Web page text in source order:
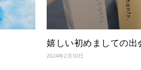
嬉しい初めましての出
2024年2月10日